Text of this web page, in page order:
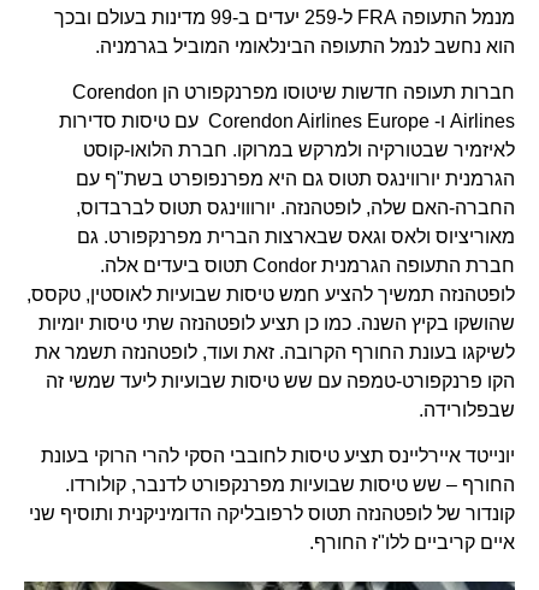
מנמל התעופה FRA ל-259 יעדים ב-99 מדינות בעולם ובכך
הוא נחשב לנמל התעופה הבינלאומי המוביל בגרמניה.
חברות תעופה חדשות שיטוסו מפרנקפורט הן Corendon
Airlines ו- Corendon Airlines Europe עם טיסות סדירות
לאיזמיר שבטורקיה ולמרקש במרוקו. חברת הלואו-קוסט
הגרמנית יורווינגס תטוס גם היא מפרנפופרט בשת"ף עם
החברה-האם שלה, לופטהנזה. יורוווינגס תטוס לברבדוס,
מאוריציוס ולאס וגאס שבארצות הברית מפרנקפורט. גם
חברת התעופה הגרמנית Condor תטוס ביעדים אלה.
לופטהנזה תמשיך להציע חמש טיסות שבועיות לאוסטין, טקסס,
שהושקו בקיץ השנה. כמו כן תציע לופטהנזה שתי טיסות יומיות
לשיקגו בעונת החורף הקרובה. זאת ועוד, לופטהנזה תשמר את
הקו פרנקפורט-טמפה עם שש טיסות שבועיות ליעד שמשי זה
שבפלורידה.
יונייטד איירליינס תציע טיסות לחובבי הסקי להרי הרוקי בעונת
החורף – שש טיסות שבועיות מפרנקפורט לדנבר, קולורדו.
קונדור של לופטהנזה תטוס לרפובליקה הדומיניקנית ותוסיף שני
איים קריביים ללו"ז החורף.